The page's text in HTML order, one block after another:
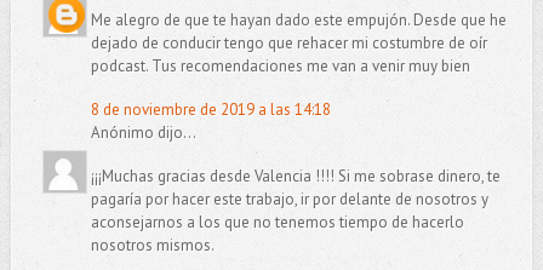
Me alegro de que te hayan dado este empujón. Desde que he
dejado de conducir tengo que rehacer mi costumbre de oír
podcast. Tus recomendaciones me van a venir muy bien
8 de noviembre de 2019 a las 14:18
Anónimo dijo...
¡¡¡Muchas gracias desde Valencia !!!! Si me sobrase dinero, te
pagaría por hacer este trabajo, ir por delante de nosotros y
aconsejarnos a los que no tenemos tiempo de hacerlo
nosotros mismos.